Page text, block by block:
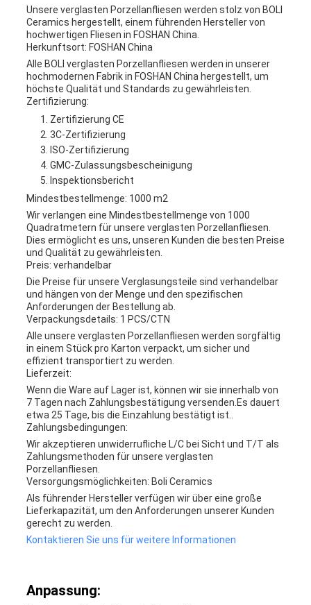
Unsere verglasten Porzellanfliesen werden stolz von BOLI
Ceramics hergestellt, einem führenden Hersteller von
hochwertigen Fliesen in FOSHAN China.
Herkunftsort: FOSHAN China
Alle BOLI verglasten Porzellanfliesen werden in unserer
hochmodernen Fabrik in FOSHAN China hergestellt, um
höchste Qualität und Standards zu gewährleisten.
Zertifizierung:
Zertifizierung CE
3C-Zertifizierung
ISO-Zertifizierung
GMC-Zulassungsbescheinigung
Inspektionsbericht
Mindestbestellmenge: 1000 m2
Wir verlangen eine Mindestbestellmenge von 1000
Quadratmetern für unsere verglasten Porzellanfliesen.
Dies ermöglicht es uns, unseren Kunden die besten Preise
und Qualität zu gewährleisten.
Preis: verhandelbar
Die Preise für unsere Verglasungsteile sind verhandelbar
und hängen von der Menge und den spezifischen
Anforderungen der Bestellung ab.
Verpackungsdetails: 1 PCS/CTN
Alle unsere verglasten Porzellanfliesen werden sorgfältig
in einem Stück pro Karton verpackt, um sicher und
effizient transportiert zu werden.
Lieferzeit:
Wenn die Ware auf Lager ist, können wir sie innerhalb von
7 Tagen nach Zahlungsbestätigung versenden.Es dauert
etwa 25 Tage, bis die Einzahlung bestätigt ist..
Zahlungsbedingungen:
Wir akzeptieren unwiderrufliche L/C bei Sicht und T/T als
Zahlungsmethoden für unsere verglasten
Porzellanfliesen.
Versorgungsmöglichkeiten: Boli Ceramics
Als führender Hersteller verfügen wir über eine große
Lieferkapazität, um den Anforderungen unserer Kunden
gerecht zu werden.
Kontaktieren Sie uns für weitere Informationen
Anpassung: